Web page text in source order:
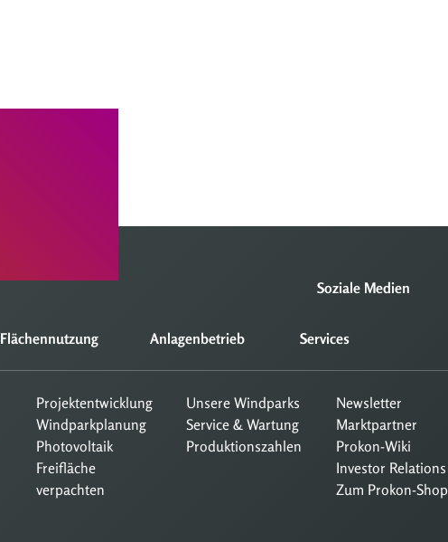
Soziale Medien
Flächennutzung
Projektentwicklung
Windparkplanung
Photovoltaik
Freifläche
verpachten
Anlagenbetrieb
Unsere Windparks
Service & Wartung
Produktionszahlen
Services
Newsletter
Marktpartner
Prokon-Wiki
Investor Relations
Zum Prokon-Shop